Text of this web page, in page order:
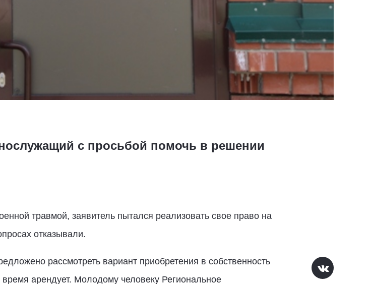
с просьбой помочь в решении
травмой, заявитель пытался реализовать свое право на
отказывали.
рассмотреть вариант приобретения в собственность
арендует. Молодому человеку Региональное